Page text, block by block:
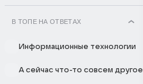
В ТОПЕ НА ОТВЕТАХ
Информационные технологии
А сейчас что-то совсем другое